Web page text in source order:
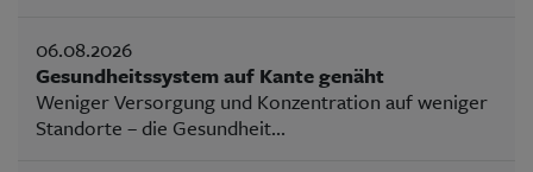
06.08.2026
Gesundheitssystem auf Kante genäht
Weniger Versorgung und Konzentration auf weniger
Standorte – die Gesundheit...